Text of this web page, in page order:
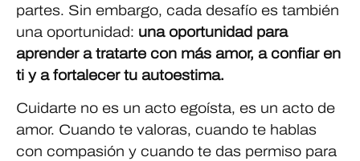
partes. Sin embargo, cada desafío es también
una oportunidad: una oportunidad para
aprender a tratarte con más amor, a confiar en
ti y a fortalecer tu autoestima.
Cuidarte no es un acto egoísta, es un acto de
amor. Cuando te valoras, cuando te hablas
con compasión y cuando te das permiso para